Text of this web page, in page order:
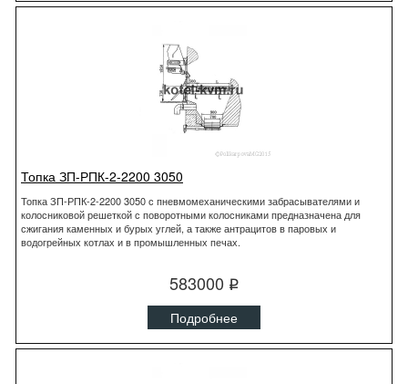
Топка ЗП-РПК-2-2200 3050
Топка ЗП-РПК-2-2200 3050 с пневмомеханическими забрасывателями и
колосниковой решеткой с поворотными колосниками предназначена для
сжигания каменных и бурых углей, а также антрацитов в паровых и
водогрейных котлах и в промышленных печах.
583000 q
Подробнее